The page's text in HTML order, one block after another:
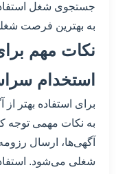
جستجوی شغل
به بهترین فرصت
نکات مهم
استخدام
برای استفاده بهتر
به نکات مهمی توجه
آگهی‌ها، ارسال
شغلی می‌شود.